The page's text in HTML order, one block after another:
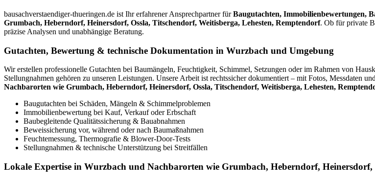
bausachverstaendiger-thueringen.de ist Ihr erfahrener Ansprechpartner fürBaugutachten, Immobilienbewertungen,
Grumbach, Heberndorf, Heinersdorf, Ossla, Titschendorf, Weitisberga, Lehesten, Remptendorf. Ob für private
präzise Analysen und unabhängige Beratung.
Gutachten, Bewertung & technische Dokumentation in Wurzbach und Umgebung
Wir erstellen professionelle Gutachten bei Baumängeln, Feuchtigkeit, Schimmel, Setzungen oder im Rahmen von
Stellungnahmen gehören zu unseren Leistungen. Unsere Arbeit ist rechtssicher dokumentiert – mit Fotos, Messdaten
Nachbarorten wie Grumbach, Heberndorf, Heinersdorf, Ossla, Titschendorf, Weitisberga, Lehesten,
Baugutachten bei Schäden, Mängeln & Schimmelproblemen
Immobilienbewertung bei Kauf, Verkauf oder Erbschaft
Baubegleitende Qualitätssicherung & Bauabnahmen
Beweissicherung vor, während oder nach Baumaßnahmen
Feuchtemessung, Thermografie & Blower-Door-Tests
Stellungnahmen & technische Unterstützung bei Streitfällen
Lokale Expertise in Wurzbach und Nachbarorten wie Grumbach, Heberndorf, Heinersdorf,